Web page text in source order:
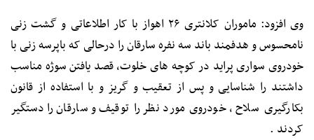
وی افزود: ماموران کلانتری ۲۶ اهواز با کار اطلاعاتی و گشت زنی
نامحسوس و هدفمند باند سه نفره سارقان را درحالی که باپرسه زنی با
خودروی سواری پراید در کوچه های خلوت، قصد یافتن سوژه مناسب
داشتند را شناسایی و پس از تعقیب و گریز و با استفاده از قانون
بکارگیری سلاح ، خودروی مورد نظر را توقیف و سارقان را دستگیر
کردند .